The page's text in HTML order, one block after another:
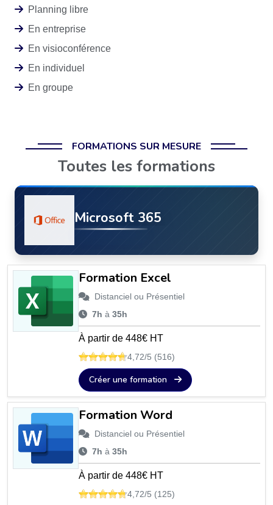
Planning libre
En entreprise
En visioconférence
En individuel
En groupe
FORMATIONS SUR MESURE
Toutes les formations
Microsoft 365
Formation Excel
Distanciel ou Présentiel
7h à 35h
À partir de 448€ HT
4,72/5 (516)
Créer une formation
Formation Word
Distanciel ou Présentiel
7h à 35h
À partir de 448€ HT
4,72/5 (125)